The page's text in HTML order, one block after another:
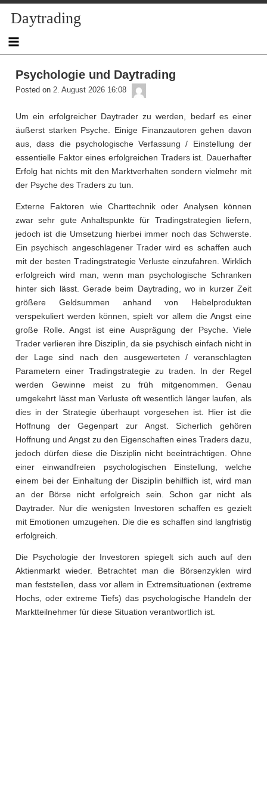
Daytrading
Psychologie und Daytrading
Posted on 2. August 2026 16:08
Um ein erfolgreicher Daytrader zu werden, bedarf es einer
äußerst starken Psyche. Einige Finanzautoren gehen davon
aus, dass die psychologische Verfassung / Einstellung der
essentielle Faktor eines erfolgreichen Traders ist. Dauerhafter
Erfolg hat nichts mit den Marktverhalten sondern vielmehr mit
der Psyche des Traders zu tun.
Externe Faktoren wie Charttechnik oder Analysen können
zwar sehr gute Anhaltspunkte für Tradingstrategien liefern,
jedoch ist die Umsetzung hierbei immer noch das Schwerste.
Ein psychisch angeschlagener Trader wird es schaffen auch
mit der besten Tradingstrategie Verluste einzufahren. Wirklich
erfolgreich wird man, wenn man psychologische Schranken
hinter sich lässt. Gerade beim Daytrading, wo in kurzer Zeit
größere Geldsummen anhand von Hebelprodukten
verspekuliert werden können, spielt vor allem die Angst eine
große Rolle. Angst ist eine Ausprägung der Psyche. Viele
Trader verlieren ihre Disziplin, da sie psychisch einfach nicht in
der Lage sind nach den ausgewerteten / veranschlagten
Parametern einer Tradingstrategie zu traden. In der Regel
werden Gewinne meist zu früh mitgenommen. Genau
umgekehrt lässt man Verluste oft wesentlich länger laufen, als
dies in der Strategie überhaupt vorgesehen ist. Hier ist die
Hoffnung der Gegenpart zur Angst. Sicherlich gehören
Hoffnung und Angst zu den Eigenschaften eines Traders dazu,
jedoch dürfen diese die Disziplin nicht beeinträchtigen. Ohne
einer einwandfreien psychologischen Einstellung, welche
einem bei der Einhaltung der Disziplin behilflich ist, wird man
an der Börse nicht erfolgreich sein. Schon gar nicht als
Daytrader. Nur die wenigsten Investoren schaffen es gezielt
mit Emotionen umzugehen. Die die es schaffen sind langfristig
erfolgreich.
Die Psychologie der Investoren spiegelt sich auch auf den
Aktienmarkt wieder. Betrachtet man die Börsenzyklen wird
man feststellen, dass vor allem in Extremsituationen (extreme
Hochs, oder extreme Tiefs) das psychologische Handeln der
Marktteilnehmer für diese Situation verantwortlich ist.